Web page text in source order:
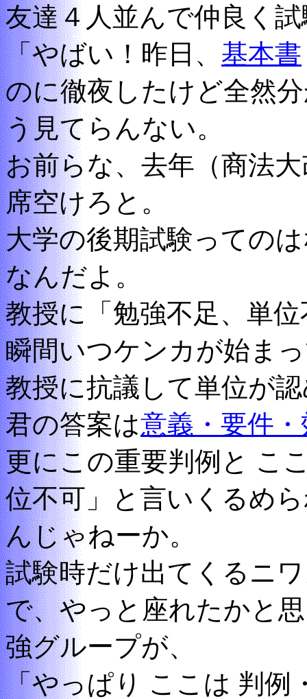
友達４人並んで仲良く
「やばい！昨日、 基本書
のに徹夜したけど全然
う見てらんない。
お前らな、去年（商法
席空けろと。
大学の後期試験っての
なんだよ。
教授に「勉強不足、単
瞬間いつケンカが始ま
教授に抗議して単位が
君の答案は意義・要件
更にこの重要判例と こ
位不可」と言いくるめ
んじゃねーか。
試験時だけ出てくるニ
で、やっと座れたかと
強グループが、
「やっぱり ここは 判例